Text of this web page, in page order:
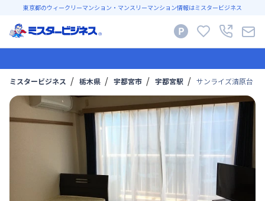
東京都のウィークリーマンション・マンスリーマンション情報はミスタービジネス
ミスタービジネス 栃木県 宇都宮市 宇都宮駅 サンライズ清原台